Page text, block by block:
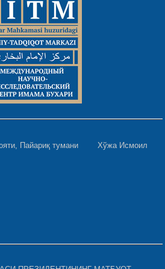
Пайариқ тумани Хўжа Исмоил